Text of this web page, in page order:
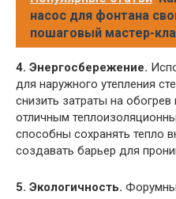
насос для фонтана
пошаговый мастер-
4. Энергосбережение.
для наружного утепления
снизить затраты на
отличным
способны сохранять тепло
создавать барьер для
5. Экологичность.